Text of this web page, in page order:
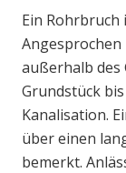
Ein Rohrbruch
außerhalb des
Grundstück
Kanalisation.
über einen
bemerkt.